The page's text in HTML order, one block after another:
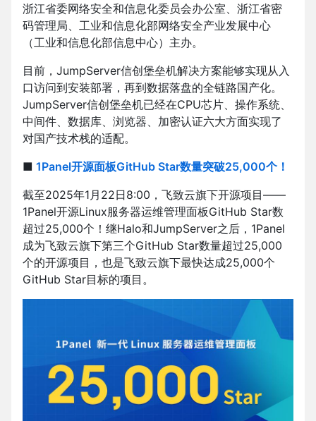
浙江省委网络安全和信息化委员会办公室、浙江省密
码管理局、工业和信息化部网络安全产业发展中心
（工业和信息化部信息中心）主办。
目前，JumpServer信创堡垒机解决方案能够实现从入
口访问到安装部署，再到数据落盘的全链路国产化。
JumpServer信创堡垒机已经在CPU芯片、操作系统、
中间件、数据库、浏览器、加密认证六大方面实现了
对国产技术栈的适配。
■ 1Panel开源面板GitHub Star数量突破25,000个！
截至2025年1月22日8:00，飞致云旗下开源项目——
1Panel开源Linux服务器运维管理面板GitHub Star数
超过25,000个！继Halo和JumpServer之后，1Panel
成为飞致云旗下第三个GitHub Star数量超过25,000
个的开源项目，也是飞致云旗下最快达成25,000个
GitHub Star目标的项目。